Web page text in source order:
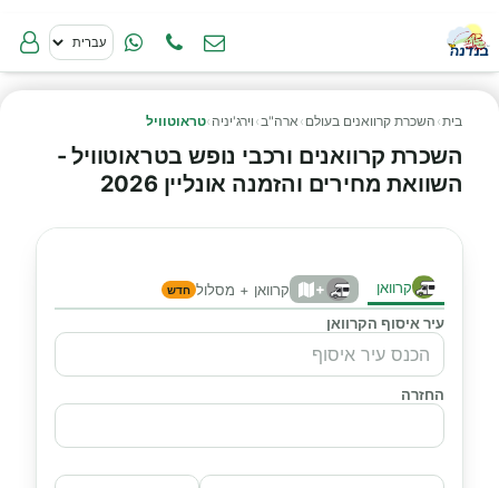
בית› השכרת קרוואנים בעולם › ארה"ב› וירג'יניה ›טראוטוויל
השכרת קרוואנים ורכבי נופש בטראוטוויל -
השוואת מחירים והזמנה אונליין 2026
קרוואן + קרוואן + מסלול חדש
עיר איסוף הקרוואן
החזרה